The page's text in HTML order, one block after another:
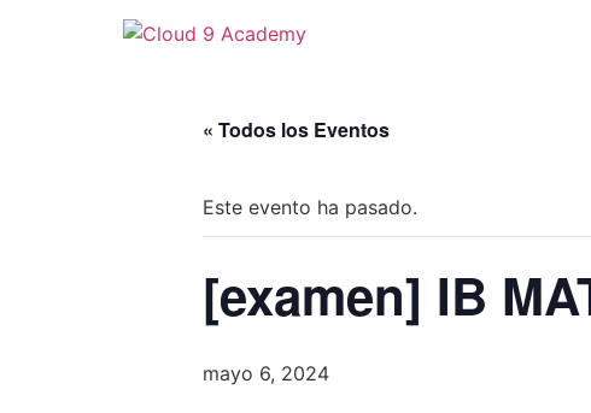
« Todos los Eventos
Este evento ha pasado.
[examen] IB
mayo 6, 2024